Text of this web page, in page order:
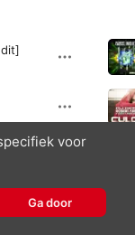
voor
Ga door